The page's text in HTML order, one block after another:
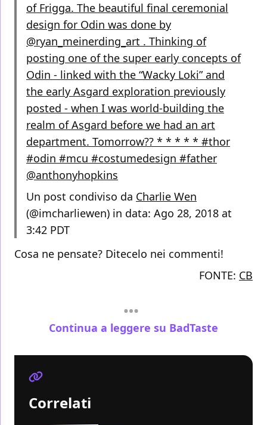
of Frigga. The beautiful final ceremonial
design for Odin was done by
@ryan_meinerding_art . Thinking of
posting one of the super early concepts of
Odin - linked with the “Wacky Loki” and
the early Asgard exploration previously
posted - when I was world-building the
realm of Asgard before we had an art
department. Tomorrow?? * * * * * #thor
#odin #mcu #costumedesign #father
@anthonyhopkins
Un post condiviso da Charlie Wen
(@imcharliewen) in data: Ago 28, 2018 at
3:42 PDT
Cosa ne pensate? Ditecelo nei commenti!
FONTE: CB
Continua a leggere su BadTaste
Correlati